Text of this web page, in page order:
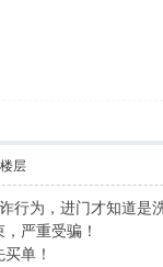
层
行为，进门才知道是
严重受骗！
单！